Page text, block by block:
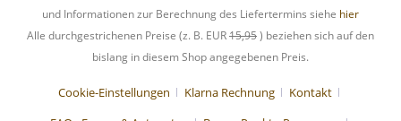
und Informationen zur Berechnung des Liefertermins siehe hier
Alle durchgestrichenen Preise (z. B. EUR15,95) beziehen sich auf den
bislang in diesem Shop angegebenen Preis.
Cookie-Einstellungen Klarna Rechnung
Kontakt